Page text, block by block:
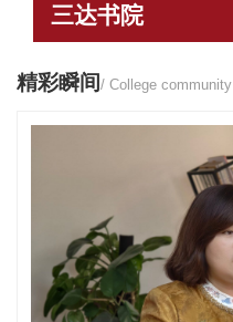
三达书院
精彩瞬间/ College community